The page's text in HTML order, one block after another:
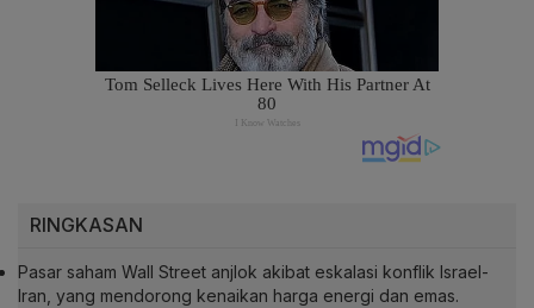
RINGKASAN
Pasar saham Wall Street anjlok akibat eskalasi konflik Israel-
Iran, yang mendorong kenaikan harga energi dan emas.